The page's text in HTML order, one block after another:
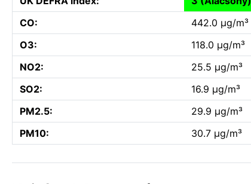
CO:
442.0 µg/m³
O3:
118.0 µg/m³
NO2:
25.5 µg/m³
SO2:
16.9 µg/m³
PM2.5:
29.9 µg/m³
PM10:
30.7 µg/m³